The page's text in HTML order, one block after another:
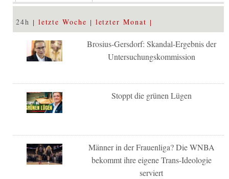
24h letzte Woche letzter Monat
Brosius-Gersdorf: Skandal-Ergebnis der
Untersuchungskommission
Stoppt die grünen Lügen
Männer in der Frauenliga? Die WNBA
bekommt ihre eigene Trans-Ideologie
serviert